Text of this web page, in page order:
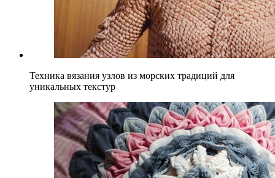
Техника вязания узлов из морских традиций для
уникальных текстур